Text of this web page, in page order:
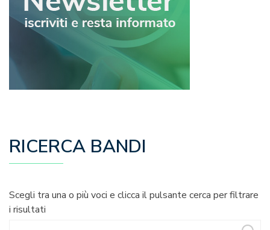
RICERCA BANDI
Scegli tra una o più voci e clicca il pulsante cerca per filtrare
i risultati